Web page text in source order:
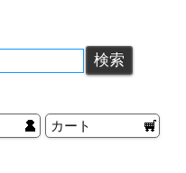
カート